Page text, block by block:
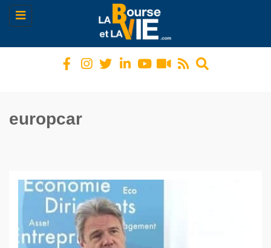
Toggle
navigation
europcar